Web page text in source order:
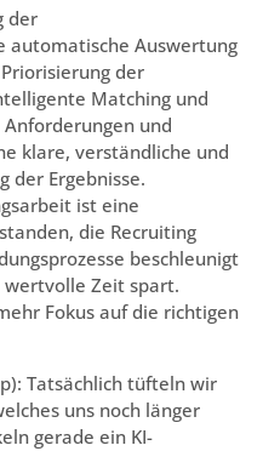
der
automatische Auswertung
der
Matching und
und
klare, verständliche und
der Ergebnisse.
ist eine
die Recruiting
beschleunigt
wertvolle Zeit spart.
Fokus auf die richtigen
Tatsächlich tüfteln wir
uns noch länger
gerade ein KI-